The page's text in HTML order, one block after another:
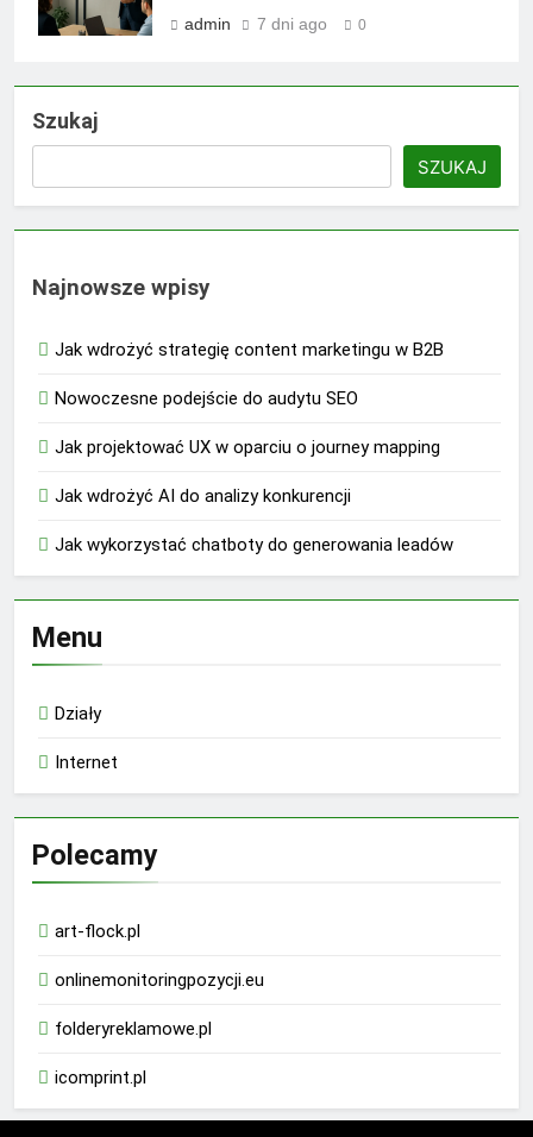
admin 7 dni ago 0
Szukaj
SZUKAJ
Najnowsze wpisy
Jak wdrożyć strategię content marketingu w B2B
Nowoczesne podejście do audytu SEO
Jak projektować UX w oparciu o journey mapping
Jak wdrożyć AI do analizy konkurencji
Jak wykorzystać chatboty do generowania leadów
Menu
Działy
Internet
Polecamy
art-flock.pl
onlinemonitoringpozycji.eu
folderyreklamowe.pl
icomprint.pl